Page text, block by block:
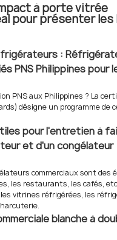
à porte vitrée
pour présenter
:
PNS Philippines pour
PNS aux Philippines ? La
désigne un programme de
pour l'entretien à
et d'un congélateur
commerciaux sont des
les restaurants, les cafés,
vitrines réfrigérées, les
blanche à